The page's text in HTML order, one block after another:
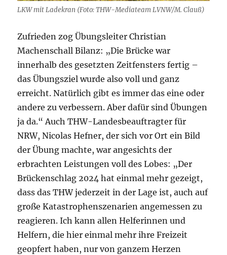
LKW mit Ladekran (Foto: THW-Mediateam LVNW/M. Clauß)
Zufrieden zog Übungsleiter Christian
Machenschall Bilanz: „Die Brücke war
innerhalb des gesetzten Zeitfensters fertig –
das Übungsziel wurde also voll und ganz
erreicht. Natürlich gibt es immer das eine oder
andere zu verbessern. Aber dafür sind Übungen
ja da.“ Auch THW-Landesbeauftragter für
NRW, Nicolas Hefner, der sich vor Ort ein Bild
der Übung machte, war angesichts der
erbrachten Leistungen voll des Lobes: „Der
Brückenschlag 2024 hat einmal mehr gezeigt,
dass das THW jederzeit in der Lage ist, auch auf
große Katastrophenszenarien angemessen zu
reagieren. Ich kann allen Helferinnen und
Helfern, die hier einmal mehr ihre Freizeit
geopfert haben, nur von ganzem Herzen